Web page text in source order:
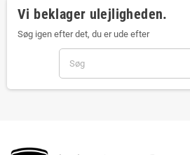
Vi beklager ulejligheden.
Søg igen efter det, du er ude efter